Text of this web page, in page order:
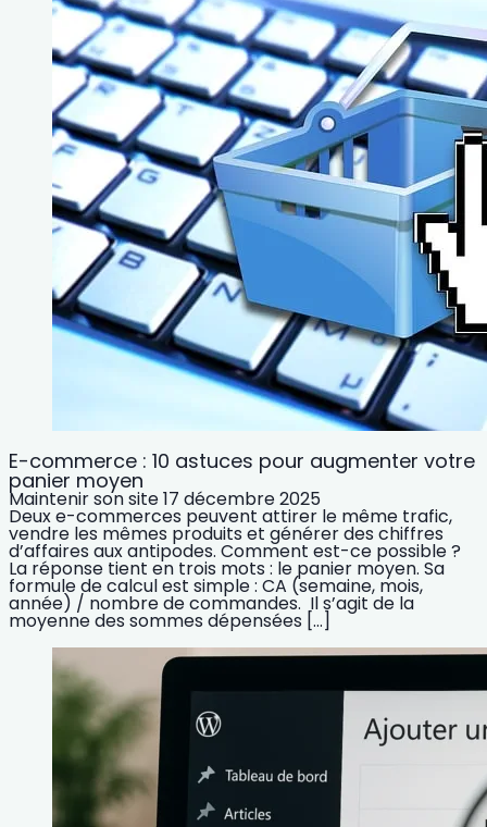
E-commerce : 10 astuces pour augmenter votre
panier moyen
Maintenir son site17 décembre 2025
Deux e-commerces peuvent attirer le même trafic,
vendre les mêmes produits et générer des chiffres
d’affaires aux antipodes. Comment est-ce possible ?
La réponse tient en trois mots : le panier moyen. Sa
formule de calcul est simple : CA (semaine, mois,
année) / nombre de commandes. Il s’agit de la
moyenne des sommes dépensées […]